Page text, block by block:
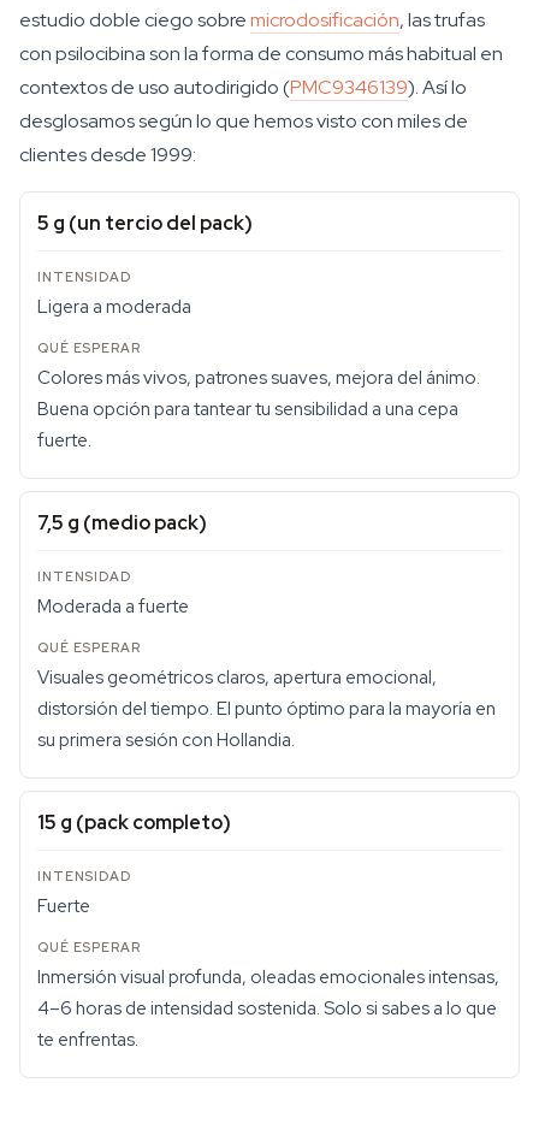
estudio doble ciego sobremicrodosificación, las trufas
con psilocibina son la forma de consumo más habitual en
contextos de uso autodirigido (PMC9346139). Así lo
desglosamos según lo que hemos visto con miles de
clientes desde 1999:
5 g (un tercio del pack)
Ligera a moderada
Colores más vivos, patrones suaves, mejora del ánimo.
Buena opción para tantear tu sensibilidad a una cepa
fuerte.
7,5 g (medio pack)
Moderada a fuerte
Visuales geométricos claros, apertura emocional,
distorsión del tiempo. El punto óptimo para la mayoría en
su primera sesión con Hollandia.
15 g (pack completo)
Fuerte
Inmersión visual profunda, oleadas emocionales intensas,
4–6 horas de intensidad sostenida. Solo si sabes a lo que
te enfrentas.